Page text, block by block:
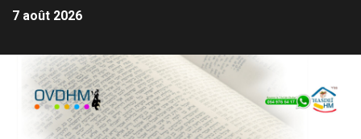
7 août 2026